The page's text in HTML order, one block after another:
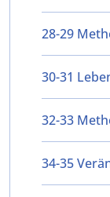
28-29
30-31
32-33
34-35